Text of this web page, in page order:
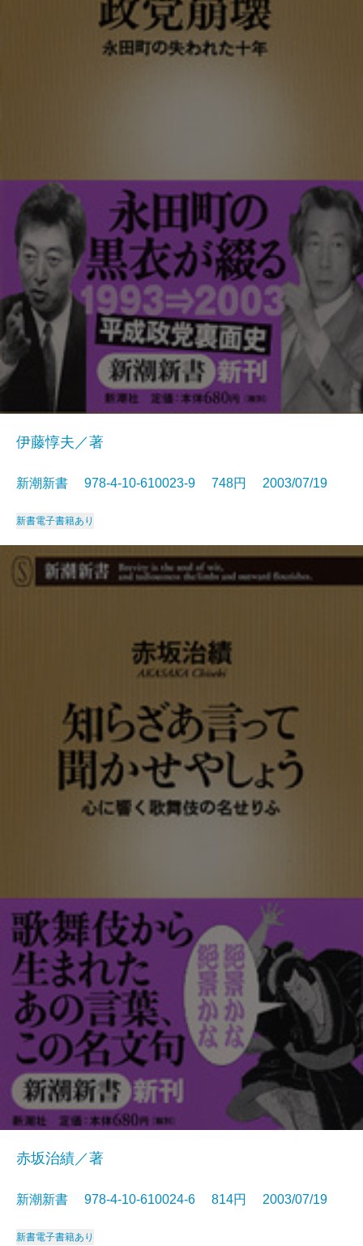
伊藤惇夫／著
新潮新書 978-4-10-610023-9 748円 2003/07/19
新書電子書籍あり
赤坂治績／著
新潮新書 978-4-10-610024-6 814円 2003/07/19
新書電子書籍あり